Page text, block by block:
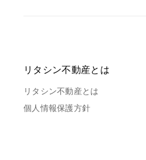
リタシン不動産とは
リタシン不動産とは
個人情報保護方針